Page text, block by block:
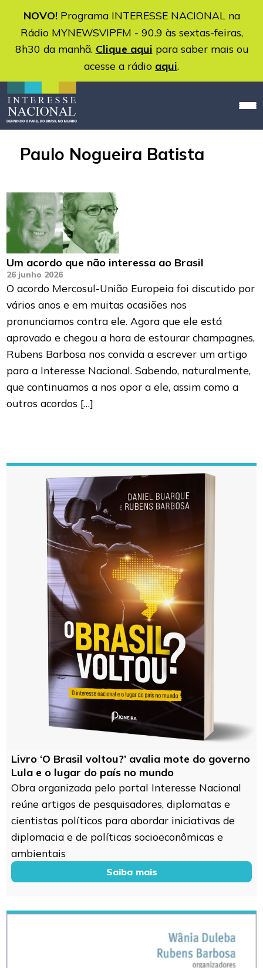
NOVO!Programa INTERESSE NACIONAL na
Rádio MYNEWSVIPFM - 90.9 às sextas-feiras,
8h30 da manhã. Clique aqui para saber mais ou
acesse a rádio aqui.
Paulo Nogueira Batista
Um acordo que não interessa ao Brasil
26 junho 2026
O acordo Mercosul-União Europeia foi discutido por
vários anos e em muitas ocasiões nos
pronunciamos contra ele. Agora que ele está
aprovado e chegou a hora de estourar champagnes,
Rubens Barbosa nos convida a escrever um artigo
para a Interesse Nacional. Sabendo, naturalmente,
que continuamos a nos opor a ele, assim como a
outros acordos […]
Livro ‘O Brasil voltou?’ avalia mote do governo
Lula e o lugar do país no mundo
Obra organizada pelo portal Interesse Nacional
reúne artigos de pesquisadores, diplomatas e
cientistas políticos para abordar iniciativas de
diplomacia e de políticas socioeconômicas e
ambientais
Saiba mais